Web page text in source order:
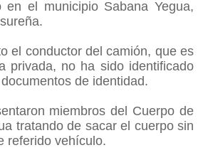
en el municipio Sabana Yegua,
el conductor del camión, que es
privada, no ha sido identificado
de identidad.
miembros del Cuerpo de
tratando de sacar el cuerpo sin
referido vehículo.